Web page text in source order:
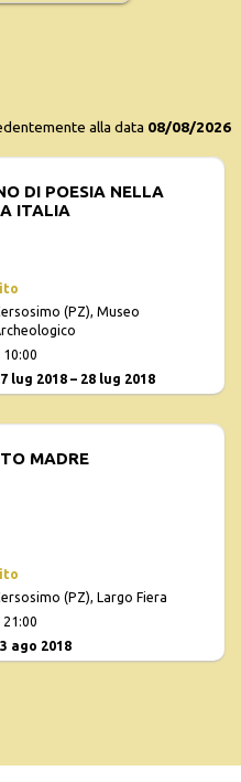
alla data 08/08/2026
DI POESIA NELLA
ITALIA
(PZ), Museo
10:00
lug 2018 – 28 lug 2018
MADRE
(PZ), Largo Fiera
21:00
ago 2018